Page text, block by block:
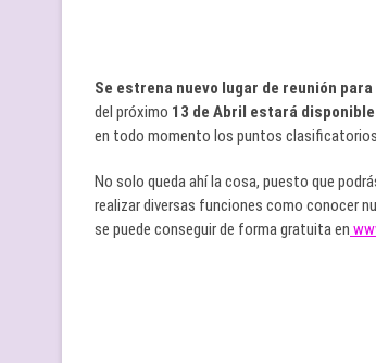
Se estrena nuevo lugar de reunión
del próximo 13 de Abril estará disponible
en todo momento los puntos clasificatorios
No solo queda ahí la cosa, puesto que
realizar diversas funciones como conocer
se puede conseguir de forma gratuita en